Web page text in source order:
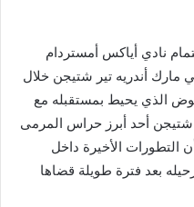
نادي أياكس أمستردام
مارك أندريه تير شتيجن خلال
الذي يحيط بمستقبله مع
شتيجن أحد أبرز حراس المرمى
التطورات الأخيرة داخل
بعد فترة طويلة قضاها